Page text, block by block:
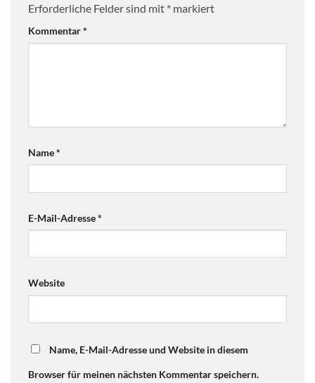
Erforderliche Felder sind mit * markiert
Kommentar*
Name*
E-Mail-Adresse*
Website
Name, E-Mail-Adresse und Website in diesem
Browser für meinen nächsten Kommentar speichern.